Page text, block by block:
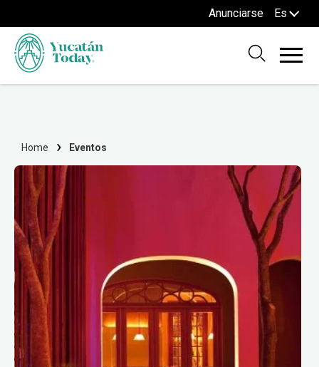
Anunciarse Es
Home Eventos